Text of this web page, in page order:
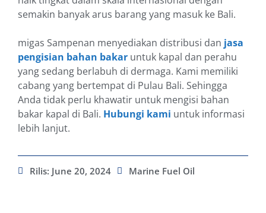
semakin banyak arus barang yang masuk ke Bali.
migas Sampenan menyediakan distribusi dan jasa
pengisian bahan bakar untuk kapal dan perahu
yang sedang berlabuh di dermaga. Kami memiliki
cabang yang bertempat di Pulau Bali. Sehingga
Anda tidak perlu khawatir untuk mengisi bahan
bakar kapal di Bali. Hubungi kami untuk informasi
lebih lanjut.
Rilis: June 20, 2024 Marine Fuel Oil